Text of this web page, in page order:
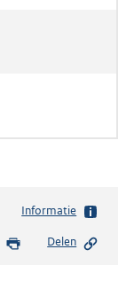
Informatie
Delen